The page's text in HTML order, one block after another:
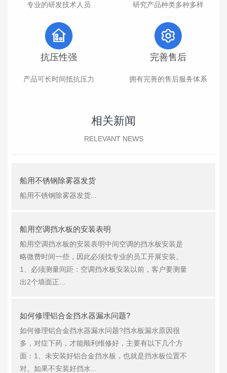
专业的研发技术人员 研究产品种类多种多样
抗压性强
产品可长时间抵抗压力
完善售后
拥有完善的售后服务体系
相关新闻
RELEVANT NEWS
船用不锈钢除雾器发货
船用不锈钢除雾器发货...
船用空调挡水板的安装表明
船用空调挡水板的安装表明中间空调的挡水板安装是
略微费时间一些，因此必须找专业的员工开展安装。
1、必须测量间距：空调挡水板安装以前，客户要测量
出2个墙面正...
如何修理铝合金挡水器漏水问题?
如何修理铝合金挡水器漏水问题?挡水板漏水原因很
多，对症下药，才能顺利维修好，主要有以下几个方
面：1、未安装好铝合金挡水板，也就是挡水板位置不
对。如果不安装好挡水...